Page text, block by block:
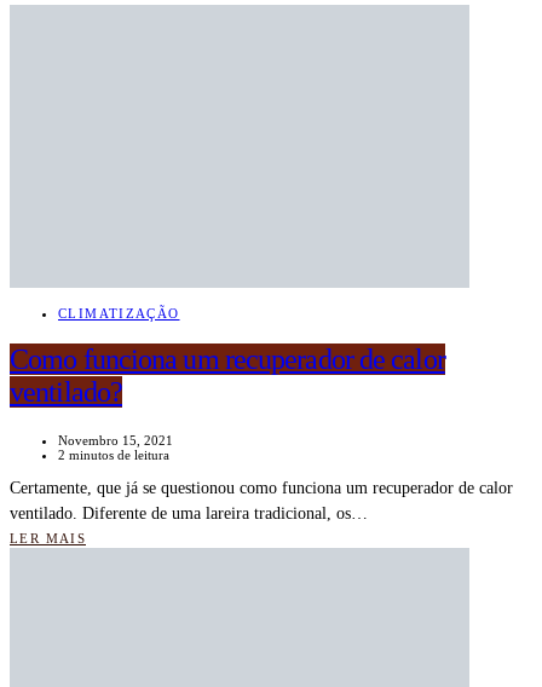
CLIMATIZAÇÃO
Como funciona um recuperador de calor
ventilado?
Novembro 15, 2021
2 minutos de leitura
Certamente, que já se questionou como funciona um recuperador de calor
ventilado. Diferente de uma lareira tradicional, os…
LER MAIS